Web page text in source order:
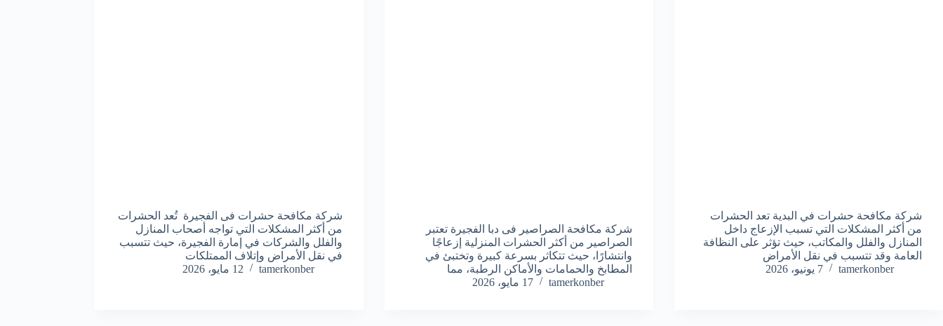
شركة مكافحة حشرات في البدية تعد الحشرات
من أكثر المشكلات التي تسبب الإزعاج داخل
المنازل والفلل والمكاتب، حيث تؤثر على النظافة
العامة وقد تتسبب في نقل الأمراض
tamerkonber
7 يونيو، 2026
شركة مكافحة الصراصير فى دبا الفجيرة تعتبر
الصراصير من أكثر الحشرات المنزلية إزعاجًا
وانتشارًا، حيث تتكاثر بسرعة كبيرة وتختبئ في
المطابخ والحمامات والأماكن الرطبة، مما
tamerkonber
17 مايو، 2026
شركة مكافحة حشرات فى الفجيرة تُعد الحشرات
من أكثر المشكلات التي تواجه أصحاب المنازل
والفلل والشركات في إمارة الفجيرة، حيث تتسبب
في نقل الأمراض وإتلاف الممتلكات
tamerkonber
12 مايو، 2026